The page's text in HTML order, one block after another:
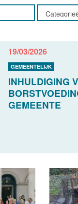
19/03/2026
GEMEENTELIJK
INHULDIGING
GEMEENTE